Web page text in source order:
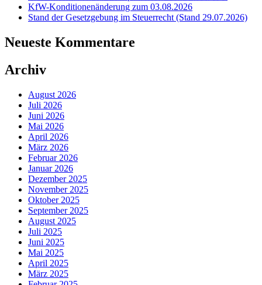
KfW-Konditionenänderung zum 03.08.2026
Stand der Gesetzgebung im Steuerrecht (Stand 29.07.2026)
Neueste Kommentare
Archiv
August 2026
Juli 2026
Juni 2026
Mai 2026
April 2026
März 2026
Februar 2026
Januar 2026
Dezember 2025
November 2025
Oktober 2025
September 2025
August 2025
Juli 2025
Juni 2025
Mai 2025
April 2025
März 2025